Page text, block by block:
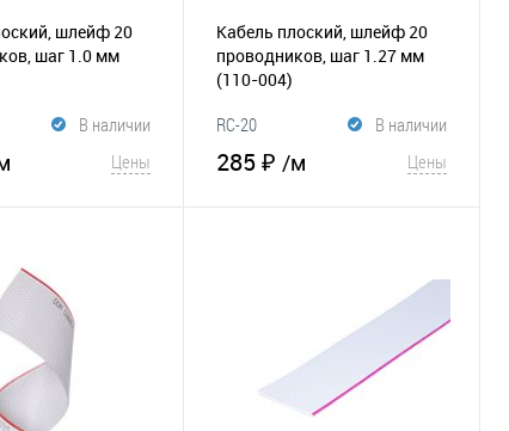
шлейф 20
шаг 1.0 мм
В наличии
Цены
сравнению
Кабель плоский, шлейф 20
проводников, шаг 1.27 мм
(110-004)
В наличии
RC-20
285 ₽/м Цены
сравнению